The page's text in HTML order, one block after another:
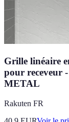
Grille linéaire
pour receveur
METAL
Rakuten FR